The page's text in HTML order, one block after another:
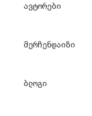
ავტორები
მერჩენდაიზი
ბლოგი